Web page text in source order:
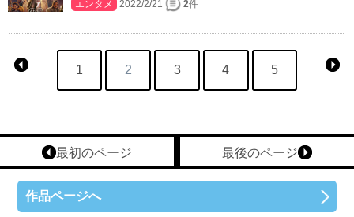
エンタメ 2022/2/21 2件
1 2 3 4 5
最後のページ
最初のページ
作品ページへ